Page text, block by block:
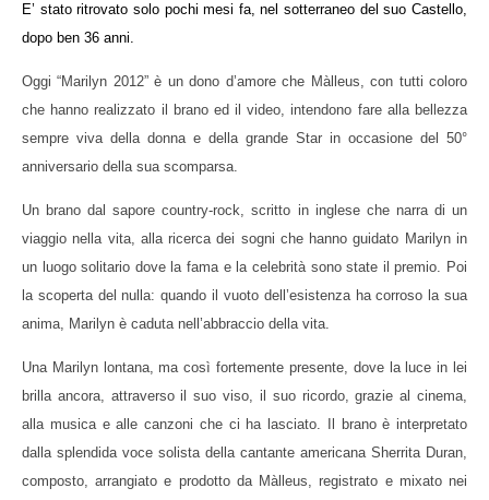
E’ stato ritrovato solo pochi mesi fa, nel sotterraneo del suo Castello,
dopo ben 36 anni.
Oggi “Marilyn 2012” è un dono d’amore che Màlleus, con tutti coloro
che hanno realizzato il brano ed il video, intendono fare alla bellezza
sempre viva della donna e della grande Star in occasione del 50°
anniversario della sua scomparsa.
Un brano dal sapore country-rock, scritto in inglese che narra di un
viaggio nella vita, alla ricerca dei sogni che hanno guidato Marilyn in
un luogo solitario dove la fama e la celebrità sono state il premio. Poi
la scoperta del nulla: quando il vuoto dell’esistenza ha corroso la sua
anima, Marilyn è caduta nell’abbraccio della vita.
Una Marilyn lontana, ma così fortemente presente, dove la luce in lei
brilla ancora, attraverso il suo viso, il suo ricordo, grazie al cinema,
alla musica e alle canzoni che ci ha lasciato. Il brano è interpretato
dalla splendida voce solista della cantante americana Sherrita Duran,
composto, arrangiato e prodotto da Màlleus, registrato e mixato nei